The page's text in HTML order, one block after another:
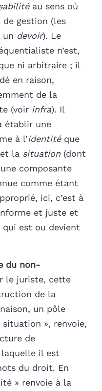
au sens où
de gestion (les
un devoir). Le
n’est,
ni arbitraire ; il
en raison,
de la
(voir infra). Il
établir une
à l’identité que
la situation (dont
composante
comme étant
ici, c’est à
et juste et
qui est ou devient
du non-
le juriste, cette
de la
un pôle
», renvoie,
de
il est
du droit. En
» renvoie à la